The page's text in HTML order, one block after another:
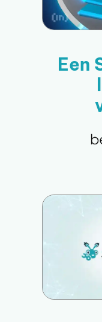
Een